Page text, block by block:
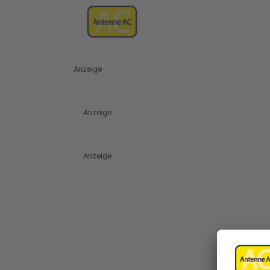
Anzeige
Anzeige
Anzeige